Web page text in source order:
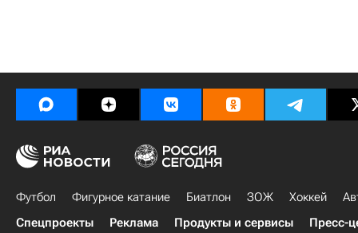
Футбол Фигурное катание Биатлон ЗОЖ Хоккей
Спецпроекты
Реклама Продукты и сервисы Пресс-